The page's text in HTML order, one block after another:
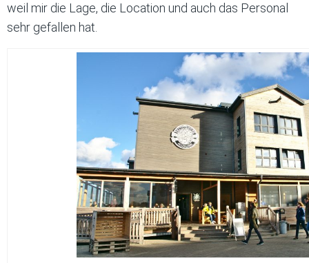
weil mir die Lage, die Location und auch das Personal
sehr gefallen hat.